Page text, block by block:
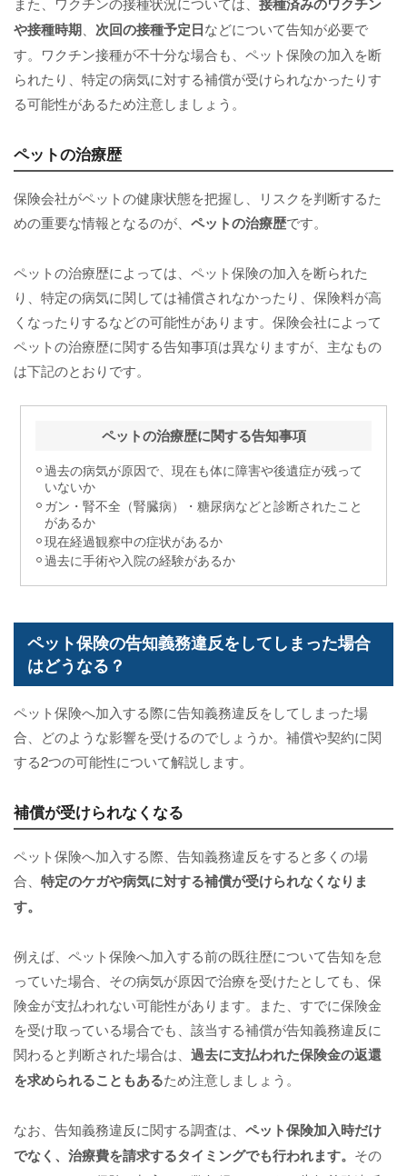
や接種時期
次回の接種予定日などについて告知が必要で
す。ワクチン接種が不十分な場合も、ペット保険の加入を断
られたり、特定の病気に対する補償が受けられなかったりす
る可能性があるため注意しましょう。
ペットの治療歴
保険会社がペットの健康状態を把握し、リスクを判断するた
めの重要な情報となるのが、 ペットの治療歴です。
ペットの治療歴によっては、ペット保険の加入を断られた
り、特定の病気に関しては補償されなかったり、保険料が高
くなったりするなどの可能性があります。保険会社によって
ペットの治療歴に関する告知事項は異なりますが、主なもの
は下記のとおりです。
ペットの治療歴に関する告知事項
過去の病気が原因で、現在も体に障害や後遺症が残って
いないか
ガン・腎不全（腎臓病）・糖尿病などと診断されたこと
があるか
現在経過観察中の症状があるか
過去に手術や入院の経験があるか
ペット保険の告知義務違反をしてしまった場合
はどうなる？
ペット保険へ加入する際に告知義務違反をしてしまった場
合、どのような影響を受けるのでしょうか。補償や契約に関
する2つの可能性について解説します。
補償が受けられなくなる
ペット保険へ加入する際、告知義務違反をすると多くの場
合、 特定のケガや病気に対する補償が受けられなくなりま
す。
例えば、ペット保険へ加入する前の既往歴について告知を怠
っていた場合、その病気が原因で治療を受けたとしても、保
険金が支払われない可能性があります。また、すでに保険金
を受け取っている場合でも、該当する補償が告知義務違反に
関わると判断された場合は、 過去に支払われた保険金の返還
を求められることもあるため注意しましょう。
なお、告知義務違反に関する調査は、 ペット保険加入時だけ
でなく、治療費を請求するタイミングでも行われます。 その